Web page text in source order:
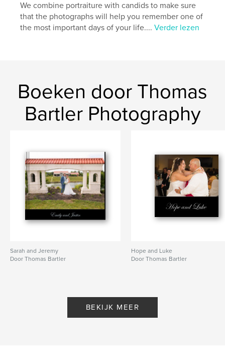
We combine portraiture with candids to make sure
that the photographs will help you remember one of
the most important days of your life....Verder lezen
Boeken door Thomas
Bartler Photography
Sarah and Jeremy
Door Thomas Bartler
Hope and Luke
Door Thomas Bartler
BEKIJK MEER